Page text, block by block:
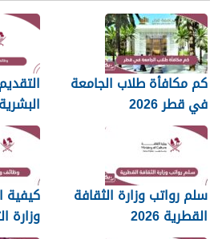
كم مكافأة طلاب الجامعة
في قطر 2026
البشرية
سلم رواتب وزارة الثقافة
القطرية 2026
كيفية
وزارة